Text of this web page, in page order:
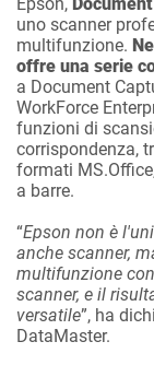
uno scanner
multifunzione.
offre una serie
a Document
WorkForce
funzioni di
corrispondenza,
formati
a barre.
“Epson non è
anche scanner,
multifunzione
scanner, e il
versatile”, ha
DataMaster.